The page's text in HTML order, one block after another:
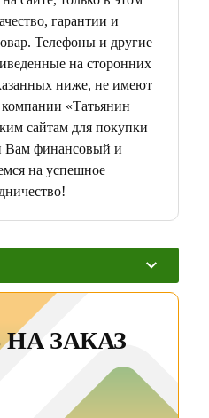
ЗАКАЗ
гарантии и
Телефоны и другие
на сторонних
ниже, не имеют
«Татьянин
сайтам для покупки
Вам финансовый и
на успешное